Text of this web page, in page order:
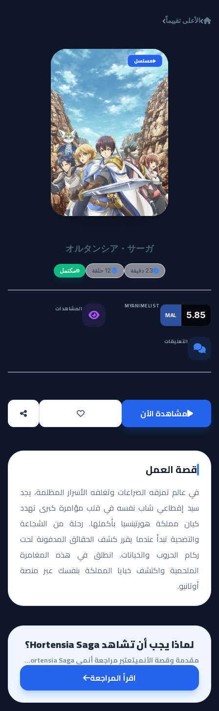
الأعلى تقييماً
مسلسل
Hortensia Saga
オルタンシア・サーガ
23 دقيقة 12 حلقة مكتمل
MAL 5.85
MYANIMELIST المشاهدات
التعليقات
مشاهدة الآن
قصة العمل
في عالم تمزقه الصراعات وتغلفه الأسرار المظلمة، يجد
سيد إقطاعي شاب نفسه في قلب مؤامرة كبرى تهدد
كيان مملكة هورتينسيا بأكملها. رحلة من الشجاعة
والتضحية تبدأ عندما يقرر كشف الحقائق المدفونة تحت
ركام الحروب والخيانات. انطلق في هذه المغامرة
الملحمية واكتشف خبايا المملكة بنفسك عبر منصة
أوتانيو.
لماذا يجب أن تشاهد Hortensia Saga؟
مقدمة وقصة الأنميتعتبر مراجعة أنمي Hortensia Saga رحلة في أعماق العصور الوسطى الخيالية، حيث تدور الأ...
اقرأ المراجعة